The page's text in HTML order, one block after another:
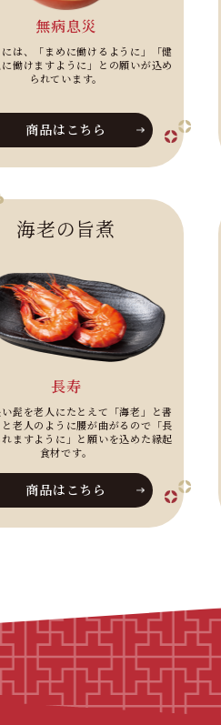
無病息災
には、「まめに働けるように」「健
働けますように」との願いが込め
られています。
商品はこちら
海老の旨煮
長寿
髭を老人にたとえて「海老」と書
と老人のように腰が曲がるので「長
ますように」と願いを込めた縁起
食材です。
商品はこちら